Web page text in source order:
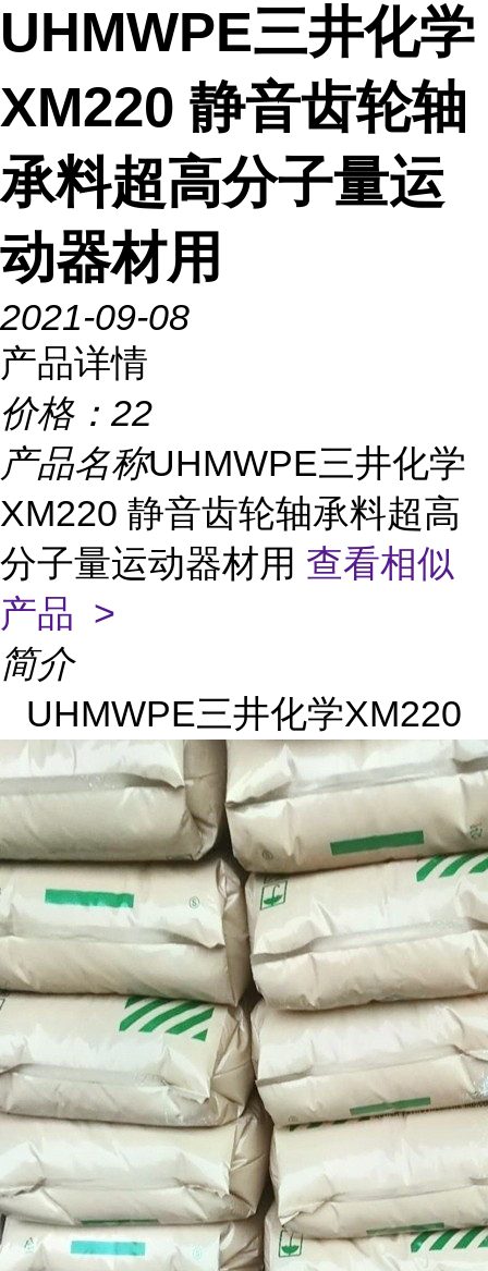
UHMWPE三井化学
XM220 静音齿轮轴
承料超高分子量运
动器材用
2021-09-08
产品详情
价格： 22
产品名称UHMWPE三井化学
XM220 静音齿轮轴承料超高
分子量运动器材用 查看相似
产品 >
简介
UHMWPE三井化学XM220